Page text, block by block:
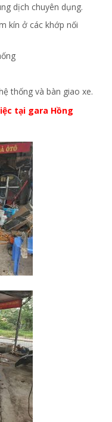
dịch chuyên dụng.
kín ở các khớp nối
thống và bàn giao xe.
tại gara Hồng